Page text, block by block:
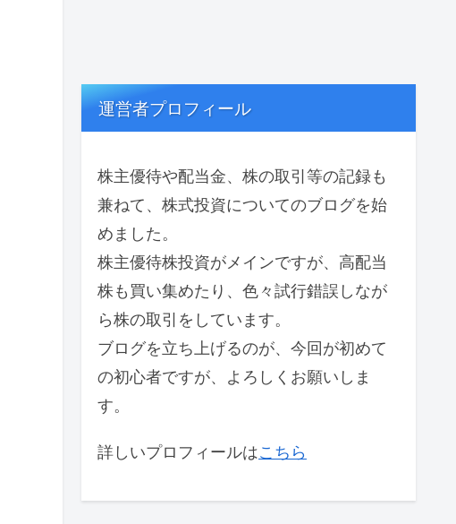
運営者プロフィール
株主優待や配当金、株の取引等の記録も
兼ねて、株式投資についてのブログを始
めました。
株主優待株投資がメインですが、高配当
株も買い集めたり、色々試行錯誤しなが
ら株の取引をしています。
ブログを立ち上げるのが、今回が初めて
の初心者ですが、よろしくお願いしま
す。
詳しいプロフィールはこちら